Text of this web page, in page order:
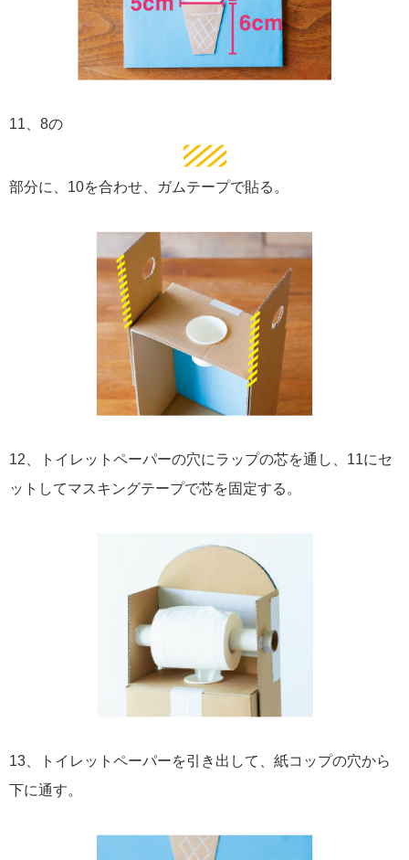
11、8の
部分に、10を合わせ、ガムテープで貼る。
12、トイレットペーパーの穴にラップの芯を通し、11にセ
ットしてマスキングテープで芯を固定する。
13、トイレットペーパーを引き出して、紙コップの穴から
下に通す。